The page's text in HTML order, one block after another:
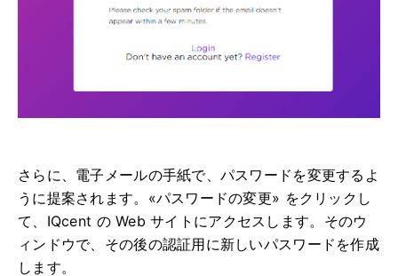
さらに、電子メールの手紙で、パスワードを変更するよ
うに提案されます。 «パスワードの変更» をクリックし
て、IQcent の Web サイトにアクセスします。 そのウ
ィンドウで、その後の認証用に新しいパスワードを作成
します。